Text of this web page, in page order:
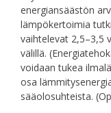
energiansäästön
lämpökertoimia
vaihtelevat 2,5–3,5
välillä.
voidaan tukea
osa
sääolosuhteista.